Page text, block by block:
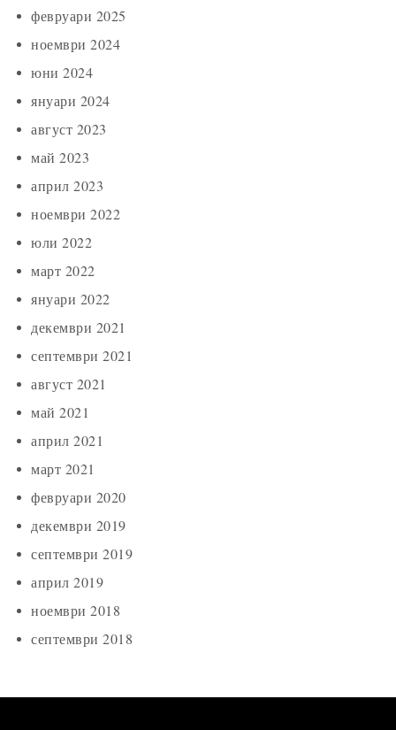
февруари 2025
ноември 2024
юни 2024
януари 2024
август 2023
май 2023
април 2023
ноември 2022
юли 2022
март 2022
януари 2022
декември 2021
септември 2021
август 2021
май 2021
април 2021
март 2021
февруари 2020
декември 2019
септември 2019
април 2019
ноември 2018
септември 2018